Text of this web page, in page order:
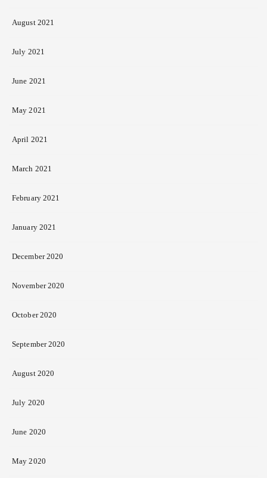
August 2021
July 2021
June 2021
May 2021
April 2021
March 2021
February 2021
January 2021
December 2020
November 2020
October 2020
September 2020
August 2020
July 2020
June 2020
May 2020